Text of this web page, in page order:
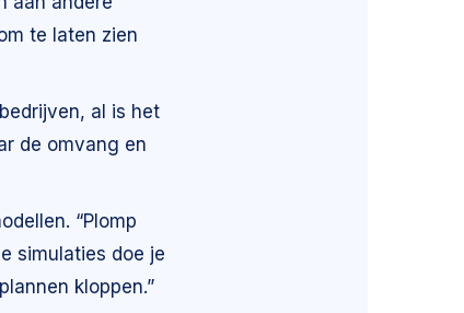
te laten zien
al is het
de omvang en
“Plomp
simulaties doe je
kloppen.”